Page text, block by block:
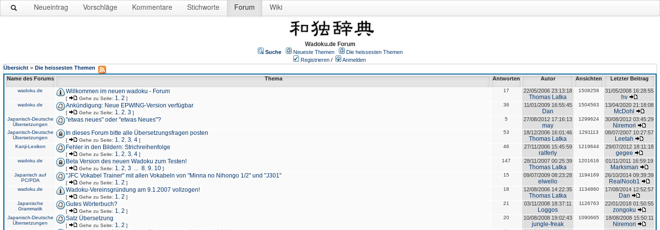
Neueintrag Vorschläge Kommentare Stichworte Forum Wiki
Wadoku.de Forum
Suche Neueste Themen
Die heissesten Themen
Registrieren /
Anmelden
Übersicht » Die heissesten Themen
Name des Forums
Thema Antworten Autor Ansichten Letzter Beitrag
wadoku.de Willkommen im neuen wadoku - Forum
[ Gehe zu Seite: 1 2 ]
17 22/05/2006 23:13:18
Thomas Latka
1508258 31/05/2008 16:28:55
hv
wadoku.de Ankündigung: Neue EPWING-Version verfügbar
[ Gehe zu Seite: 1 2 3 ]
36 11/01/2009 16:55:45
Dan
1504563 13/04/2020 21:18:08
McDohl
Japanisch-Deutsche
Übersetzungen
"etwas neues" oder "etwas Neues"? 5 27/08/2012 17:16:13
may
1299624 30/08/2012 03:45:29
Niremori
Japanisch-Deutsche
Übersetzungen
In dieses Forum bitte alle Übersetzungsfragen posten
[ Gehe zu Seite: 1 2 3 4 ]
53 18/12/2006 16:01:46
Thomas Latka
1291113 08/07/2007 10:27:57
Leetah
Kanji-Lexikon Fehler in den Bildern: Strichreihenfolge
[ Gehe zu Seite: 1 2 3 4 ]
46 27/11/2006 15:45:59
ralferly
1219644 29/07/2012 18:11:18
gegee
wadoku.de Beta Version des neuen Wadoku zum Testen!
[ Gehe zu Seite: 1 2 3 8 9 10 ]
147 28/11/2007 00:25:39
Thomas Latka
1201616 01/11/2011 16:59:19
Marksman
Japanisch auf
PC/PDA
"JFC Vokabel Trainer" mit allen Vokabeln von "Minna no Nihongo 1/2" und "J301"
[ Gehe zu Seite: 1 2 ]
15 09/07/2009 08:23:28
elwello
1194169 26/10/2014 09:39:39
RealNoob1
wadoku.de Wadoku-Vereinsgründung am 9.1.2007 vollzogen!
[ Gehe zu Seite: 1 2 ]
18 12/08/2006 14:22:35
Thomas Latka
1134860 17/08/2014 12:52:57
Dan
Japanische
Grammatik
Gutes Wörterbuch?
[ Gehe zu Seite: 1 2 ]
21 03/11/2008 18:37:11
Loggos
1126763 22/01/2018 01:50:55
zongoku
Japanisch-Deutsche
Übersetzungen
Satz Übersetzung
[ Gehe zu Seite: 1 2 ]
20 10/08/2008 19:02:43
jungle-freak
1090665 18/08/2008 15:50:11
Niremori